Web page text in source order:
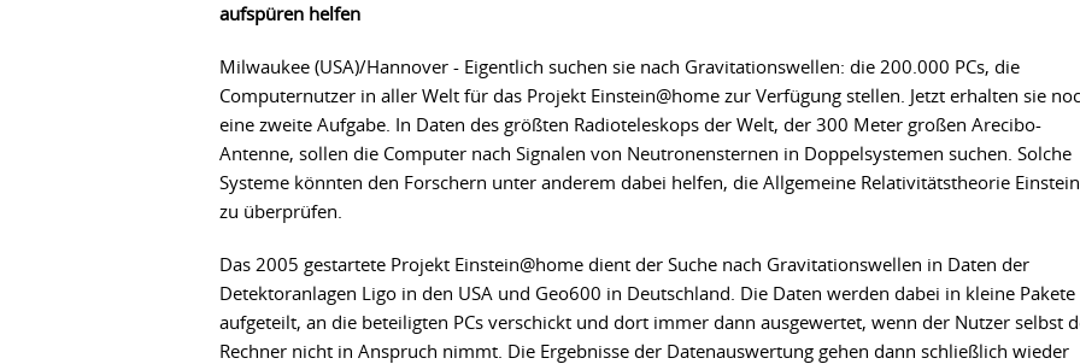
aufspüren helfen
Milwaukee (USA)/Hannover - Eigentlich suchen sie nach Gravitationswellen: die 200.000 PCs, die
Computernutzer in aller Welt für das Projekt Einstein@home zur Verfügung stellen. Jetzt erhalten sie
eine zweite Aufgabe. In Daten des größten Radioteleskops der Welt, der 300 Meter großen Arecibo-
Antenne, sollen die Computer nach Signalen von Neutronensternen in Doppelsystemen suchen. Solche
Systeme könnten den Forschern unter anderem dabei helfen, die Allgemeine Relativitätstheorie
zu überprüfen.
Das 2005 gestartete Projekt Einstein@home dient der Suche nach Gravitationswellen in Daten der
Detektoranlagen Ligo in den USA und Geo600 in Deutschland. Die Daten werden dabei in kleine Pakete
aufgeteilt, an die beteiligten PCs verschickt und dort immer dann ausgewertet, wenn der Nutzer selbst
Rechner nicht in Anspruch nimmt. Die Ergebnisse der Datenauswertung gehen dann schließlich wieder